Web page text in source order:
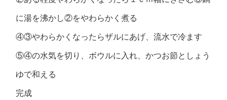
に湯を沸かし②をやわらかく煮る
④③やわらかくなったらザルにあげ、流水で冷ます
⑤④の水気を切り、ボウルに入れ、かつお節としょう
ゆで和える
完成